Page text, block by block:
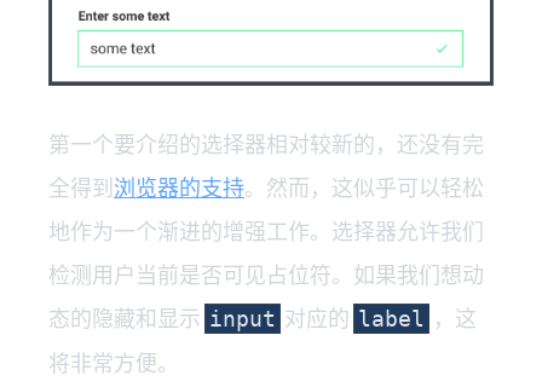
第一个要介绍的选择器相对较新的，还没有完
全得到浏览器的支持。然而，这似乎可以轻松
地作为一个渐进的增强工作。选择器允许我们
检测用户当前是否可见占位符。如果我们想动
态的隐藏和显示 input 对应的 label ，这
将非常方便。